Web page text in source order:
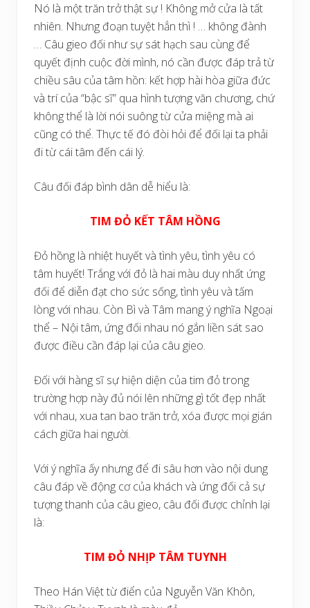
Nó là một trăn trở thật sự ! Không mở cửa là tất
nhiên. Nhưng đoạn tuyệt hẳn thì ! … không đành
… Câu gieo đối như sự sát hạch sau cùng để
quyết định cuộc đời mình, nó cần được đáp trả từ
chiều sâu của tâm hồn: kết hợp hài hòa giữa đức
và trí của “bậc sĩ” qua hình tượng văn chương, chứ
không thể là lời nói suông từ cửa miệng mà ai
cũng có thể. Thực tế đó đòi hỏi để đối lại ta phải
đi từ cái tâm đến cái lý.
Câu đối đáp bình dân dễ hiểu là:
TIM ĐỎ KẾT TÂM HỒNG
Đỏ hồng là nhiệt huyết và tình yêu, tình yêu có
tâm huyết! Trắng với đỏ là hai màu duy nhất ứng
đối để diễn đạt cho sức sống, tình yêu và tấm
lòng với nhau. Còn Bì và Tâm mang ý nghĩa Ngoại
thể – Nội tâm, ứng đối nhau nó gắn liền sát sao
được điều cần đáp lại của câu gieo.
Đối với hàng sĩ sự hiện diện của tim đỏ trong
trường hợp này đủ nói lên những gì tốt đẹp nhất
với nhau, xua tan bao trăn trở, xóa được mọi gián
cách giữa hai người.
Với ý nghĩa ấy nhưng để đi sâu hơn vào nội dung
câu đáp về động cơ của khách và ứng đối cả sự
tượng thanh của câu gieo, câu đối được chỉnh lại
là:
TIM ĐỎ NHỊP TÂM TUYNH
Theo Hán Việt từ điển của Nguyễn Văn Khôn,